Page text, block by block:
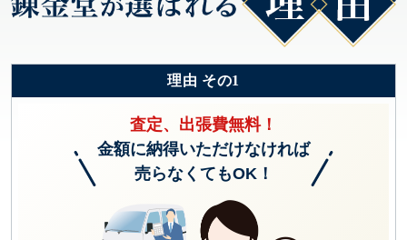
理由 その1
査定、出張費無料！
金額に納得いただけなければ
売らなくてもOK！